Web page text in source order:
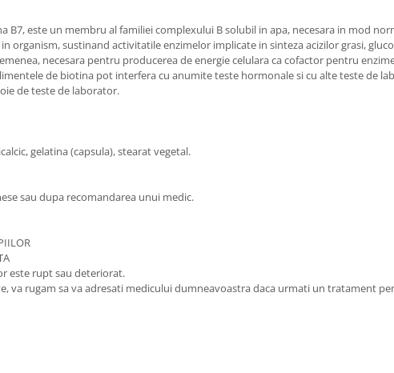
B7, este un membru al familiei complexului B solubil in apa, necesara in mod
organism, sustinand activitatile enzimelor implicate in sinteza acizilor grasi,
necesara pentru producerea de energie celulara ca cofactor pentru
de biotina pot interfera cu anumite teste hormonale si cu alte teste de
de teste de laborator.
gelatina (capsula), stearat vegetal.
sau dupa recomandarea unui medic.
este rupt sau deteriorat.
va rugam sa va adresati medicului dumneavoastra daca urmati un tratament